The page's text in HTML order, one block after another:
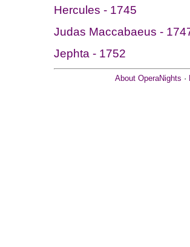
Hercules - 1745
Judas Maccabaeus -
Jephta - 1752
About OperaNights ·